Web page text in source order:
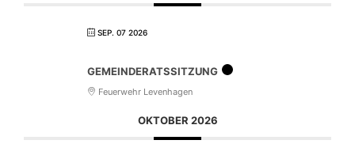
SEP. 07 2026
GEMEINDERATSSITZUNG
Feuerwehr Levenhagen
OKTOBER 2026